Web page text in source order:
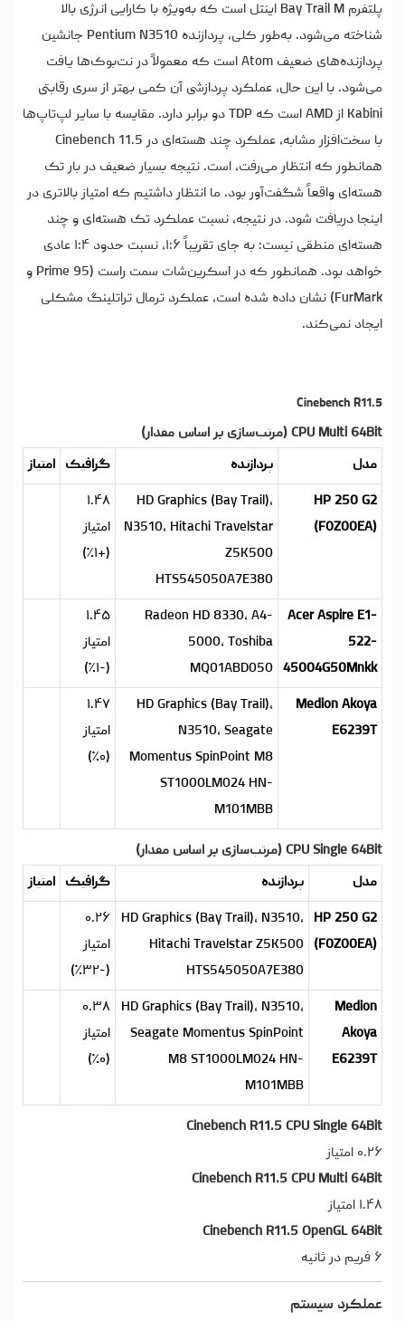
پلتفرم Bay Trail M اینتل است که به‌ویژه با کارایی انرژی بالا
شناخته می‌شود. به‌طور کلی، پردازنده Pentium N3510 جانشین
پردازنده‌های ضعیف Atom است که معمولاً در نت‌بوک‌ها یافت
می‌شود. با این حال، عملکرد پردازشی آن کمی بهتر از سری رقابتی
Kabini از AMD است که TDP دو برابر دارد. مقایسه با سایر لپ‌تاپ‌ها
با سخت‌افزار مشابه، عملکرد چند هسته‌ای در Cinebench 11.5
همانطور که انتظار می‌رفت، است. نتیجه بسیار ضعیف در بار تک
هسته‌ای واقعاً شگفت‌آور بود. ما انتظار داشتیم که امتیاز بالاتری در
اینجا دریافت شود. در نتیجه، نسبت عملکرد تک هسته‌ای و چند
هسته‌ای منطقی نیست: به جای تقریباً ۱:۶، نسبت حدود ۱:۴ عادی
خواهد بود. همانطور که در اسکرین‌شات سمت راست (Prime 95 و
FurMark) نشان داده شده است، عملکرد ترمال تراتلینگ مشکلی
ایجاد نمی‌کند.
Cinebench R11.5
CPU Multi 64Bit (مرتب‌سازی بر اساس مقدار)
مدل
پردازنده گرافیک امتیاز
HP 250 G2
(F0Z00EA)
HD Graphics (Bay Trail),
N3510, Hitachi Travelstar
Z5K500
HTS545050A7E380
۱.۴۸
امتیاز
(+۱٪)
Acer Aspire E1-
522-
45004G50Mnkk
Radeon HD 8330, A4-
5000, Toshiba
MQ01ABD050
۱.۴۵
امتیاز
(-۱٪)
Medion Akoya
E6239T
HD Graphics (Bay Trail),
N3510, Seagate
Momentus SpinPoint M8
ST1000LM024 HN-
M101MBB
۱.۴۷
امتیاز
(۰٪)
CPU Single 64Bit (مرتب‌سازی بر اساس مقدار)
مدل
پردازنده گرافیک امتیاز
HP 250 G2
(F0Z00EA)
HD Graphics (Bay Trail), N3510,
Hitachi Travelstar Z5K500
HTS545050A7E380
۰.۲۶
امتیاز
(-۳۲٪)
Medion
Akoya
E6239T
HD Graphics (Bay Trail), N3510,
Seagate Momentus SpinPoint
M8 ST1000LM024 HN-
M101MBB
۰.۳۸
امتیاز
(۰٪)
Cinebench R11.5 CPU Single 64Bit
۰.۲۶ امتیاز
Cinebench R11.5 CPU Multi 64Bit
۱.۴۸ امتیاز
Cinebench R11.5 OpenGL 64Bit
۶ فریم در ثانیه
عملکرد سیستم